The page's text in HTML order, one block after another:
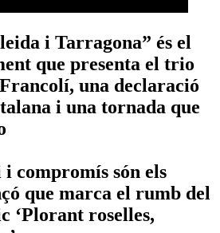
i Tarragona” és el
que presenta el trio
una declaració
i una tornada que
compromís són els
que marca el rumb del
‘Plorant roselles,